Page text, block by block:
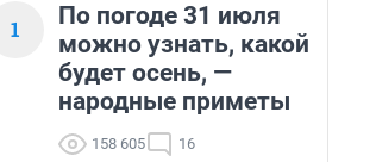
1
По погоде 31 июля
можно узнать, какой
будет осень, —
народные приметы
158 605 16